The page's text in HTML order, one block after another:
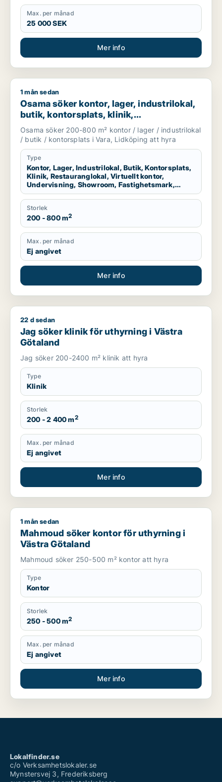
Max. per månad
25 000 SEK
Mer info
Osama söker kontor, lager, industrilokal, butik,
1 mån sedan
Osama söker kontor, lager, industrilokal,
butik, kontorsplats, klinik,
restauranglokal, virtuellt kontor,
undervisning, showroom, fastighetsmark
eller garage för uthyrning i Vara eller
Lidköping
Osama söker 200-800 m² kontor / lager / industrilokal
/ butik / kontorsplats i Vara, Lidköping att hyra
Type
Kontor, Lager, Industrilokal, Butik, Kontorsplats,
Klinik, Restauranglokal, Virtuellt kontor,
Undervisning, Showroom, Fastighetsmark,
Garage
Storlek
200 - 800 m2
Max. per månad
Ej angivet
Mer info
Jag söker klinik för uthyrning i Västra Götaland
22 d sedan
Jag söker klinik för uthyrning i Västra
Götaland
Jag söker 200-2400 m² klinik att hyra
Type
Klinik
Storlek
200 - 2 400 m2
Max. per månad
Ej angivet
Mer info
Mahmoud söker kontor för uthyrning i Västra Götaland
1 mån sedan
Mahmoud söker kontor för uthyrning i
Västra Götaland
Mahmoud söker 250-500 m² kontor att hyra
Type
Kontor
Storlek
250 - 500 m2
Max. per månad
Ej angivet
Mer info
Lokalfinder.se
c/o Verksamhetslokaler.se
Mynstersvej 3, Frederiksberg